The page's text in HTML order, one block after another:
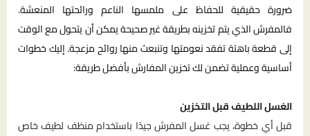
ضرورة حقيقية للحفاظ على ملمسها الناعم ورائحتها المنعشة.
فالمفرش الذي يتم تخزينه بطريقة غير صحيحة يمكن أن يتحول مع الوقت
إلى قطعة باهتة تفقد نعومتها وتنبعث منها روائح مزعجة. إليك خطوات
أساسية وعملية تضمن لك تخزين المفارش بأفضل طريقة:
الغسل اللطيف قبل التخزين
قبل أي خطوة، يجب غسل المفرش جيدًا باستخدام منظف لطيف خاص